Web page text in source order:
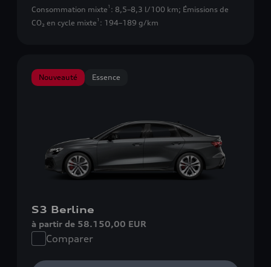
Consommation mixte 1 : 8,5–8,3 l/100 km; Émissions de
CO₂ en cycle mixte 1 : 194–189 g/km
Nouveauté Essence
S3 Berline
à partir de 58.150,00 EUR
Comparer